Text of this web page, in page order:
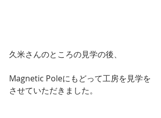
久米さんのところの見学の後、
Magnetic Poleにもどって工房を見学を
させていただきました。